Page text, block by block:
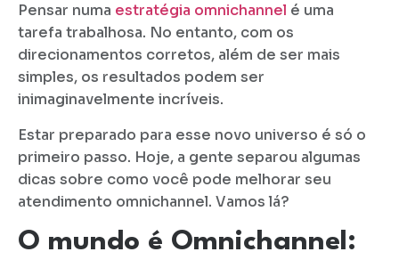
Pensar numa estratégia omnichannel é uma
tarefa trabalhosa. No entanto, com os
direcionamentos corretos, além de ser mais
simples, os resultados podem ser
inimaginavelmente incríveis.
Estar preparado para esse novo universo é só o
primeiro passo. Hoje, a gente separou algumas
dicas sobre como você pode melhorar seu
atendimento omnichannel. Vamos lá?
O mundo é Omnichannel: